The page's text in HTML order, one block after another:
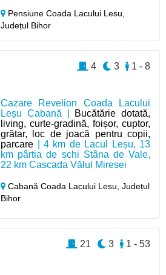
Pensiune Coada Lacului Lesu,
Județul Bihor
Cazare Revelion Coada Lacului
Leșu Cabană |
Bucătărie dotată,
living, curte-gradină, foișor, cuptor,
grătar, loc de joacă pentru copii,
parcare | 4 km de Lacul Leșu, 13
km pârtia de schi Stâna de Vale,
22 km Cascada Vălul Miresei
Cabană Coada Lacului Lesu,Județul
Bihor
1 - 8
3
4
1 - 53
3
21